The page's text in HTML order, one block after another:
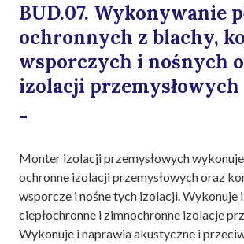
BUD.07. Wykonywanie
ochronnych z blachy,
wsporczych i nośnych
izolacji przemysłowych
-
Monter izolacji przemysłowych wykonuje
ochronne izolacji przemysłowych oraz
wsporcze i nośne tych izolacji. Wykonuje
ciepłochronne i zimnochronne izolacje
Wykonuje i naprawia akustyczne i